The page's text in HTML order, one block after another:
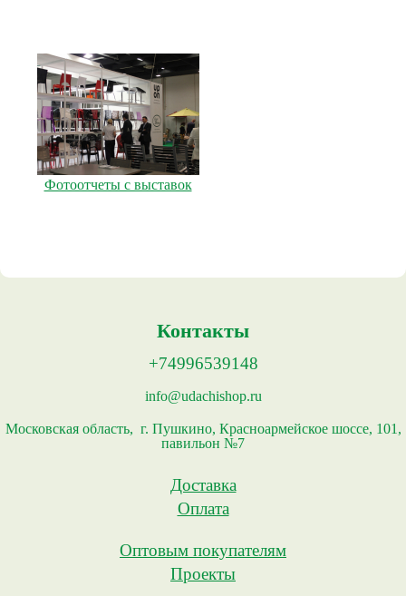
Фотоотчеты с выставок
Контакты
+74996539148
info@udachishop.ru
Московская область, г. Пушкино, Красноармейское шоссе, 101,
павильон №7
Доставка
Оплата
Оптовым покупателям
Проекты